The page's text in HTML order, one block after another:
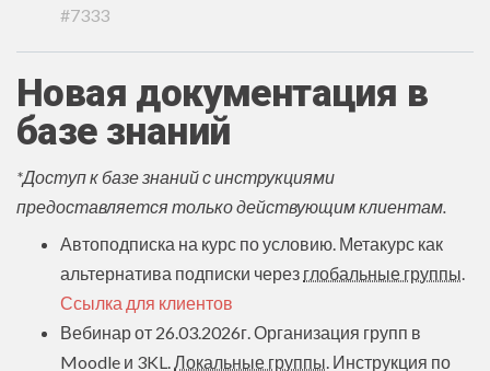
#7333
Новая документация в
базе знаний
*Доступ к базе знаний с инструкциями
предоставляется только действующим клиентам.
Автоподписка на курс по условию. Метакурс как
альтернатива подписки через глобальные группы.
Ссылка для клиентов
Вебинар от 26.03.2026г. Организация групп в
Moodle и 3KL.Локальные группы. Инструкция по